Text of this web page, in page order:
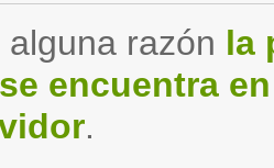
alguna razón la
encuentra
.